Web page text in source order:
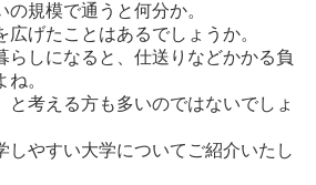
規模で通うと何分か。
げたことはあるでしょうか。
らしになると、仕送りなどかかる負
。
と考える方も多いのではないでしょ
しやすい大学についてご紹介いたし